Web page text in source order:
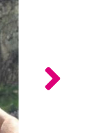
הכנה
לצה"ל